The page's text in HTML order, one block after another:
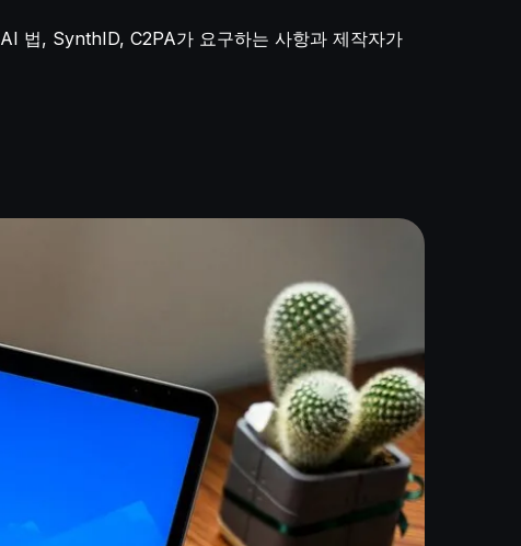
법, SynthID, C2PA가 요구하는 사항과 제작자가